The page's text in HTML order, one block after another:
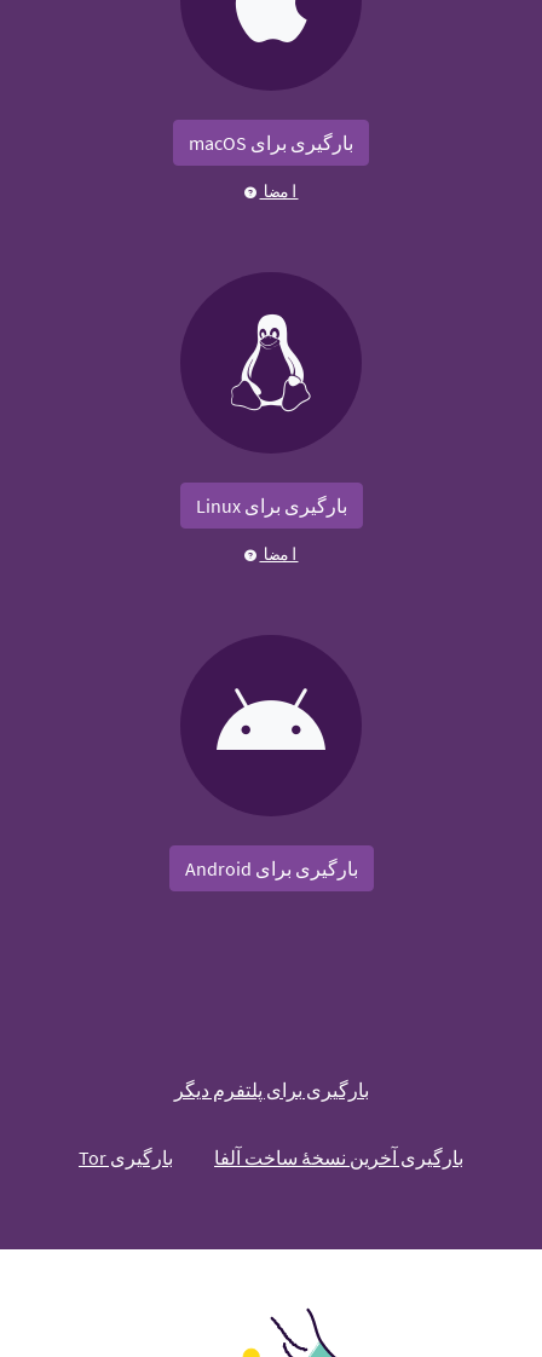
بارگیری برای macOS
امضا
بارگیری برای Linux
امضا
بارگیری برای Android
بارگیری برای پلتفرم دیگر
بارگیری آخرین نسخهٔ ساخت آلفا بارگیری Tor